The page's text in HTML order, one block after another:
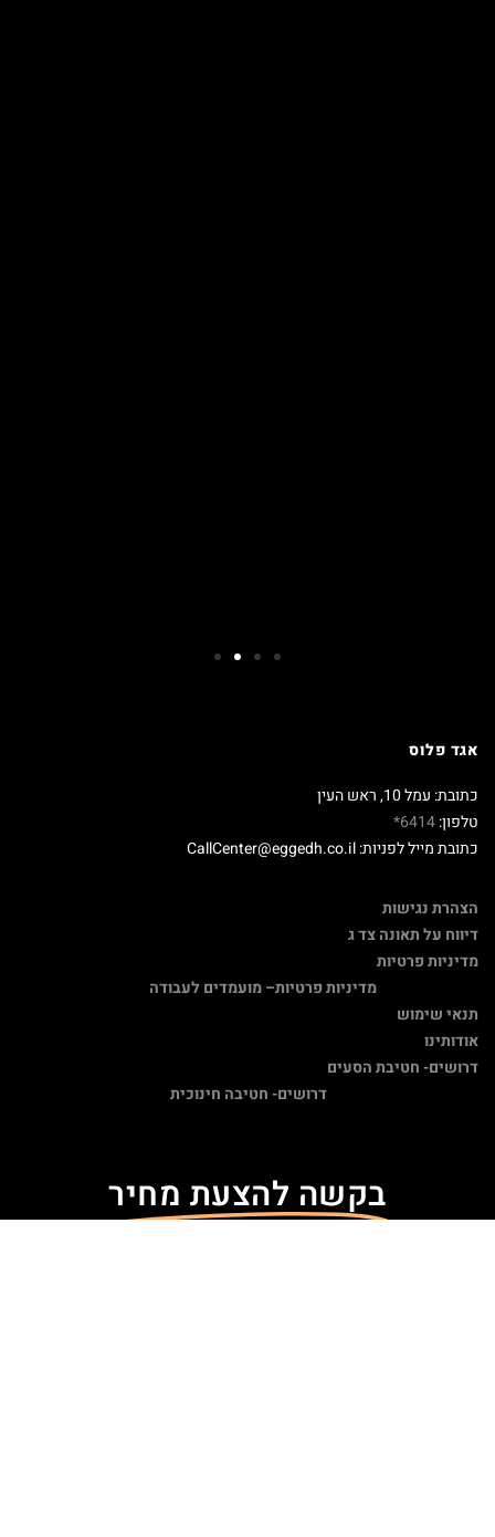
אגד פלוס
כתובת: עמל 10, ראש העין
טלפון:6414*
כתובת מייל לפניות: CallCenter@eggedh.co.il
הצהרת נגישות
דיווח על תאונה צד ג
מדיניות פרטיות
מדיניות פרטיות– מועמדים לעבודה
תנאי שימוש
אודותינו
דרושים- חטיבת הסעים
דרושים- חטיבה חינוכית
בקשה להצעת מחיר